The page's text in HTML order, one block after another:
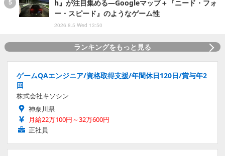
h』が注目集める―Googleマップ＋『ニード・フォ
ー・スピード』のようなゲーム性
2026.8.5 Wed 13:50
ランキングをもっと見る
ゲームQAエンジニア/資格取得支援/年間休日120日/賞与年2
回
株式会社キソシン
神奈川県
月給22万100円～32万600円
正社員